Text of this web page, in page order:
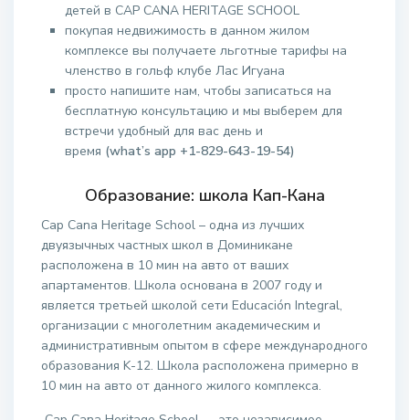
детей в CAP CANA HERITAGE SCHOOL
покупая недвижимость в данном жилом
комплексе вы получаете льготные тарифы на
членство в гольф клубе Лас Игуана
просто напишите нам, чтобы записаться на
бесплатную консультацию и мы выберем для
встречи удобный для вас день и
время (what’s app +1-829-643-19-54)
Образование: школа Кап-Кана
Cap Cana Heritage School – одна из лучших
двуязычных частных школ в Доминикане
расположена в 10 мин на авто от ваших
апартаментов. Школа основана в 2007 году и
является третьей школой сети Educación Integral,
организации с многолетним академическим и
административным опытом в сфере международного
образования K-12. Школа расположена примерно в
10 мин на авто от данного жилого комплекса.